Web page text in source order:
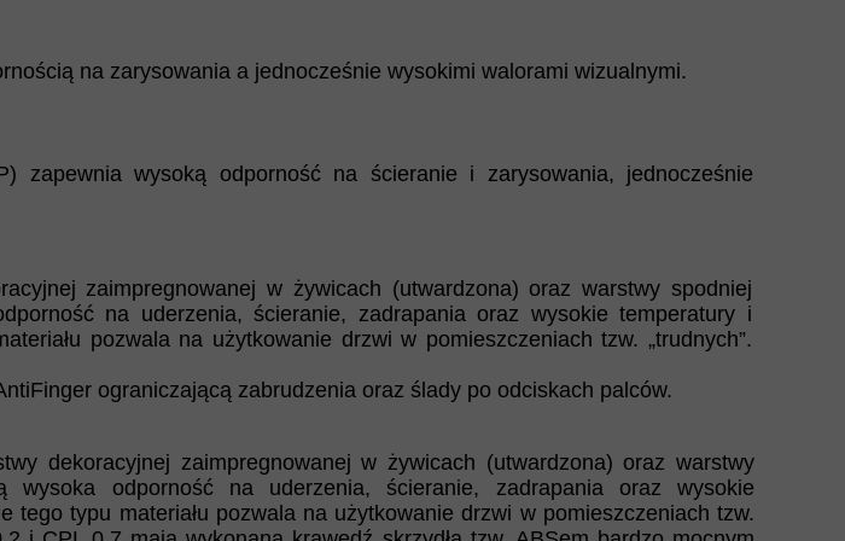
na zarysowania a jednocześnie wysokimi walorami wizualnymi.
dekoracyjnej zaimpregnowanej w żywicach (utwardzona) oraz warstwy
wysoka odporność na uderzenia, ścieranie, zadrapania oraz wysokie
tego typu materiału pozwala na użytkowanie drzwi w pomieszczeniach tzw.
zaimpregnowanej w żywicach (utwardzona) oraz warstwy spodniej
na uderzenia, ścieranie, zadrapania oraz wysokie temperatury i
pozwala na użytkowanie drzwi w pomieszczeniach tzw. „trudnych”.
ograniczającą zabrudzenia oraz ślady po odciskach palców.
zapewnia wysoką odporność na ścieranie i zarysowania, jednocześnie